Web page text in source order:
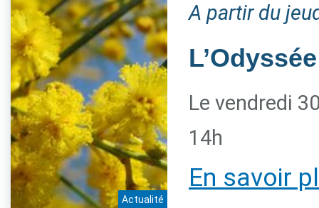
Actualité
A partir du
Le vendredi
14h
En savoir